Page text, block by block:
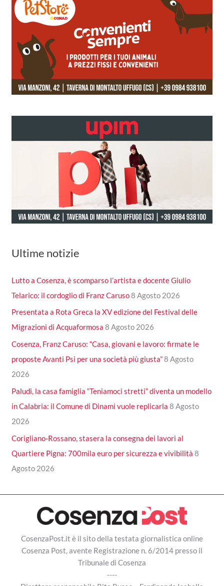
Ultime notizie
Lutto a Cosenza, è scomparso l’artista e docente Giulio
Telarico: il cordoglio di Franz Caruso8 Agosto 2026
Presentata a Rota Greca la XV edizione del Festival delle
Migrazioni di Acquaformosa 8 Agosto 2026
Cosenza, Franz Caruso: “Casa, giovani e lavoro: firmate le
proposte Avanti Psi per una società più giusta”8 Agosto
2026
Paludi, la casa famiglia “Teniamoci stretti” diventa un modello
in Calabria: il Comune di Dinami vuole replicarla 8 Agosto
2026
Corigliano-Rossano, stasera la consegna dei lavori al
Quartiere Pigna: 700mila euro per sicurezza e vivibilità 8
Agosto 2026
CosenzaPost.it è il sito della testata giornalistica online
Cosenza Post, avente Registrazione n. 6/2014 presso il
Tribunale di Cosenza
----